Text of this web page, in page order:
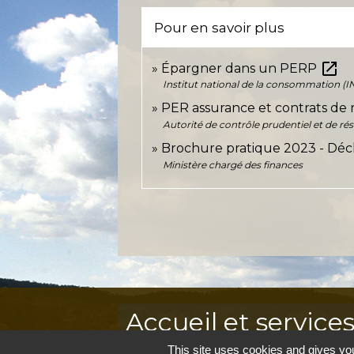
Pour en savoir plus
Épargner dans un PERP open_in_new
Institut national de la consommation
PER assurance et contrats
Autorité de contrôle prudentiel et de
Brochure pratique 2023 -
Ministère chargé des finances
Accueil et
This site uses cookies and gives